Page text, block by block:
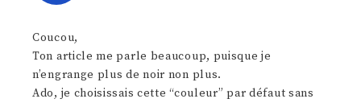
Coucou,
Ton article me parle beaucoup, puisque je
n’engrange plus de noir non plus.
Ado, je choisissais cette “couleur” par défaut sans